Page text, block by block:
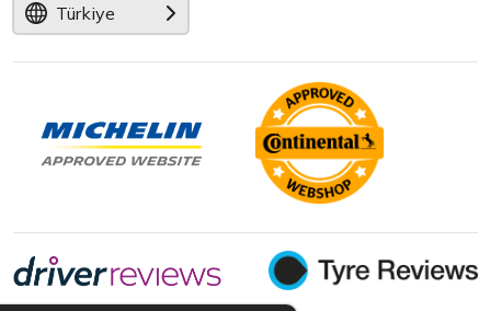
Türkiye